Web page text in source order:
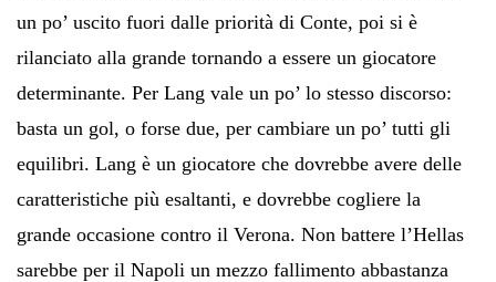
un po’ uscito fuori dalle priorità di Conte, poi si è
rilanciato alla grande tornando a essere un giocatore
determinante. Per Lang vale un po’ lo stesso discorso:
basta un gol, o forse due, per cambiare un po’ tutti gli
equilibri. Lang è un giocatore che dovrebbe avere delle
caratteristiche più esaltanti, e dovrebbe cogliere la
grande occasione contro il Verona. Non battere l’Hellas
sarebbe per il Napoli un mezzo fallimento abbastanza